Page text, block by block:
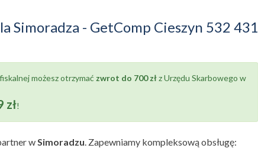
Simoradza - GetComp Cieszyn 532 431
możesz otrzymać zwrot do 700 złz Urzędu Skarbowego w
zł!
wSimoradzu. Zapewniamy kompleksową obsługę: